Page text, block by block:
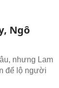
Ngô
nhưng Lam
để lộ người